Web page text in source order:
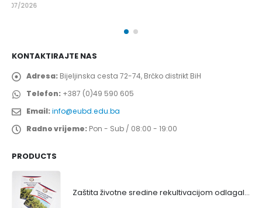
25/07/2026
KONTAKTIRAJTE NAS
Adresa: Bijeljinska cesta 72-74, Brčko distrikt BiH
Telefon: +387 (0)49 590 605
Email:info@eubd.edu.ba
Radno vrijeme: Pon - Sub / 08:00 - 19:00
PRODUCTS
Zaštita životne sredine rekultivacijom odlagališta